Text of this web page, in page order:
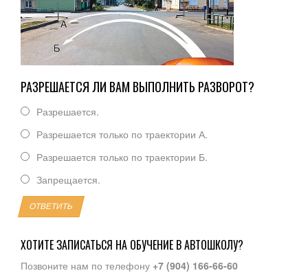
РАЗРЕШАЕТСЯ ЛИ ВАМ ВЫПОЛНИТЬ РАЗВОРОТ?
Разрешается.
Разрешается только по траектории А.
Разрешается только по траектории Б.
Запрещается.
ОТВЕТИТЬ
ХОТИТЕ ЗАПИСАТЬСЯ НА ОБУЧЕНИЕ В АВТОШКОЛУ?
Позвоните нам по телефону +7 (904) 166-66-60